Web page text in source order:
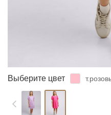
Выберите цвет